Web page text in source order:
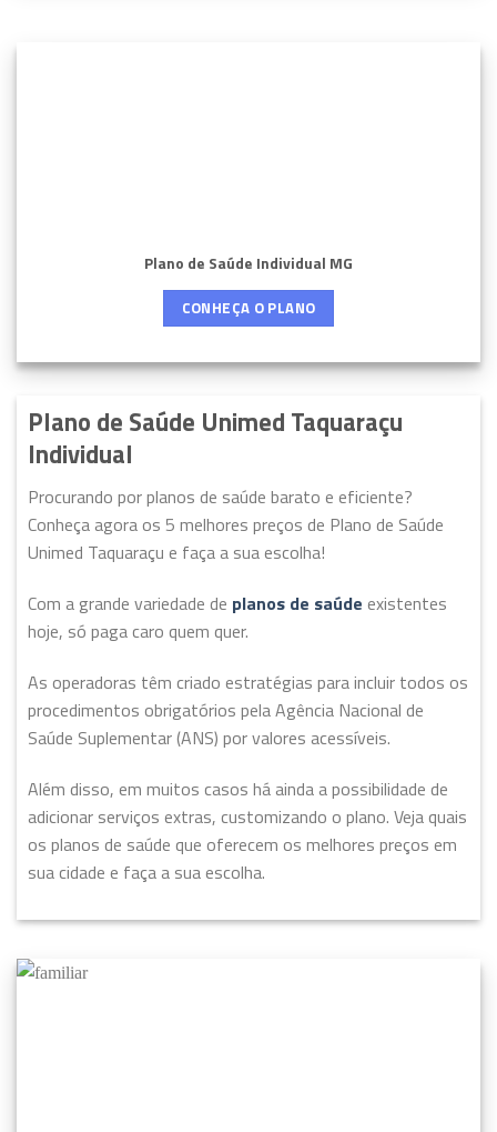
Plano de Saúde Individual MG
CONHEÇA O PLANO
Plano de Saúde Unimed Taquaraçu
Individual
Procurando por planos de saúde barato e eficiente?
Conheça agora os 5 melhores preços de Plano de Saúde
Unimed Taquaraçu e faça a sua escolha!
Com a grande variedade de planos de saúde existentes
hoje, só paga caro quem quer.
As operadoras têm criado estratégias para incluir todos os
procedimentos obrigatórios pela Agência Nacional de
Saúde Suplementar (ANS) por valores acessíveis.
Além disso, em muitos casos há ainda a possibilidade de
adicionar serviços extras, customizando o plano. Veja quais
os planos de saúde que oferecem os melhores preços em
sua cidade e faça a sua escolha.